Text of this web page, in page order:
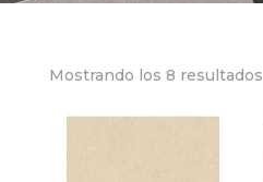
Mostrando los 8 resultados